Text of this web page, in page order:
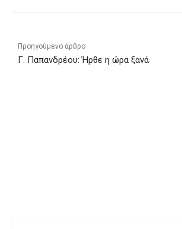
Προηγούμενο άρθρο
Γ. Παπανδρέου: Ήρθε η ώρα ξανά